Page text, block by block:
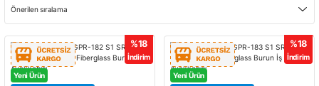
%18
İndirim
Yeni Ürün
%18
İndirim
Yeni Ürün